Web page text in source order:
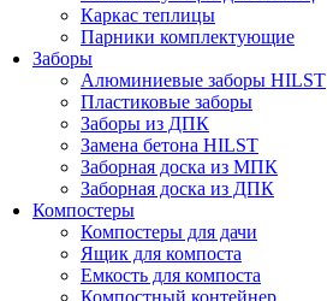
Каркас теплицы
Парники комплектующие
Заборы
Алюминиевые заборы HILST
Пластиковые заборы
Заборы из ДПК
Замена бетона HILST
Заборная доска из МПК
Заборная доска из ДПК
Компостеры
Компостеры для дачи
Ящик для компоста
Емкость для компоста
Компостный контейнер